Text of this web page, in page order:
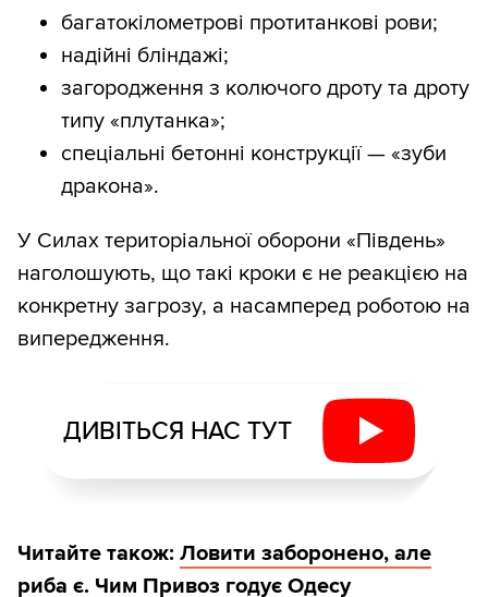
багатокілометрові протитанкові рови;
надійні бліндажі;
загородження з колючого дроту та дроту
типу «плутанка»;
спеціальні бетонні конструкції — «зуби
дракона».
У Силах територіальної оборони «Південь»
наголошують, що такі кроки є не реакцією на
конкретну загрозу, а насамперед роботою на
випередження.
ДИВІТЬСЯ НАС ТУТ
Читайте також: Ловити заборонено, але
риба є. Чим Привоз годує Одесу